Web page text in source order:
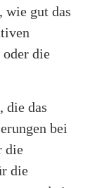
gut das
die
die das
bei
die
die